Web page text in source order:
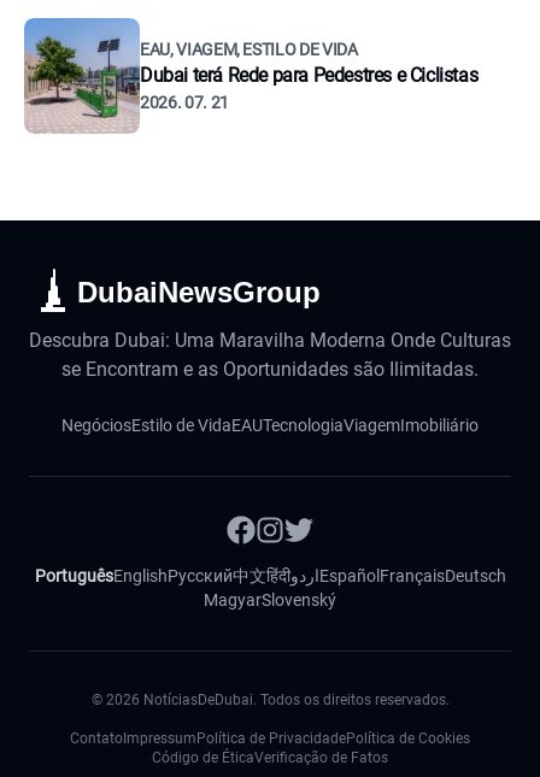
EAU, VIAGEM, ESTILO DE VIDA
Dubai terá Rede para Pedestres e Ciclistas
2026. 07. 21
DubaiNewsGroup
Descubra Dubai: Uma Maravilha Moderna Onde Culturas
se Encontram e as Oportunidades são Ilimitadas.
NegóciosEstilo de VidaEAUTecnologiaViagemImobiliário
PortuguêsEnglishРусский中文हिंदीاردوEspañol FrançaisDeutsch
MagyarSlovenský
© 2026 NotíciasDeDubai. Todos os direitos reservados.
Contato Impressum Política de PrivacidadePolítica de Cookies
Código de ÉticaVerificação de Fatos